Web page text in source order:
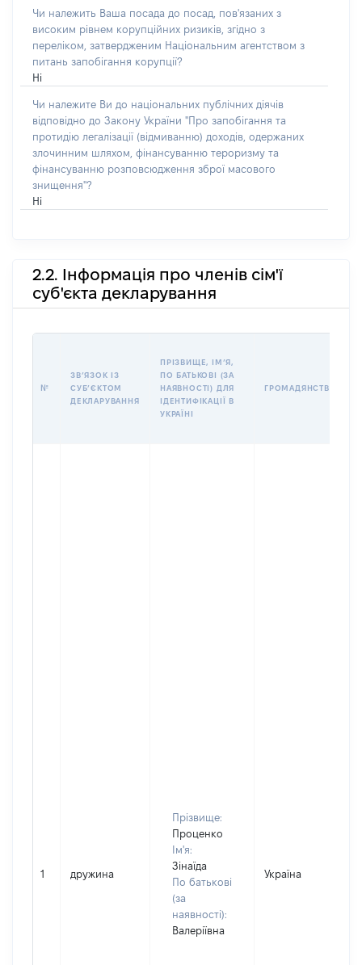
Чи належить Ваша посада до посад, пов'язаних з
високим рівнем корупційних ризиків, згідно з
переліком, затвердженим Національним агентством з
питань запобігання корупції?
Ні
Чи належите Ви до національних публічних діячів
відповідно до Закону України "Про запобігання та
протидію легалізації (відмиванню) доходів, одержаних
злочинним шляхом, фінансуванню тероризму та
фінансуванню розповсюдження зброї масового
знищення"?
Ні
2.2. Інформація про членів сім'ї
суб'єкта декларування
№
ЗВʼЯЗОК ІЗ
СУБʼЄКТОМ
ДЕКЛАРУВАННЯ
ПРІЗВИЩЕ, ІМʼЯ,
ПО БАТЬКОВІ (ЗА
НАЯВНОСТІ) ДЛЯ
ІДЕНТИФІКАЦІЇ В
УКРАЇНІ
ГРОМАДЯНСТВО
1 дружина
Прізвище:
Проценко
Ім'я:
Зінаїда
По батькові
(за
наявності):
Валеріївна
Україна